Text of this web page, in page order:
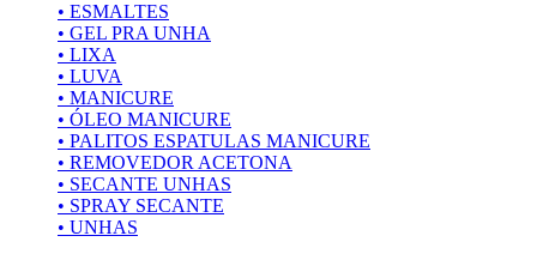
• ESMALTES
• GEL PRA UNHA
• LIXA
• LUVA
• MANICURE
• ÓLEO MANICURE
• PALITOS ESPATULAS MANICURE
• REMOVEDOR ACETONA
• SECANTE UNHAS
• SPRAY SECANTE
• UNHAS